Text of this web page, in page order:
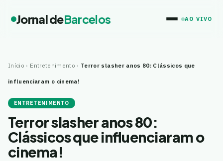
Jornal deBarcelos AO VIVO
Início › Entretenimento › Terror slasher anos 80: Clássicos que
influenciaram o cinema!
ENTRETENIMENTO
Terror slasher anos 80:
Clássicos que influenciaram o
cinema!